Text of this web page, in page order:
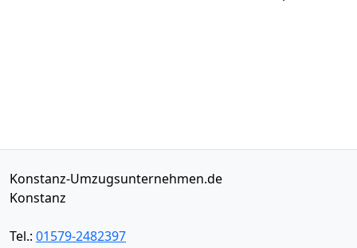
Konstanz-Umzugsunternehmen.de
Konstanz
Tel.: 01579-2482397